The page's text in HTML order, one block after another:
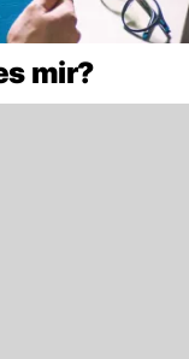
mir?